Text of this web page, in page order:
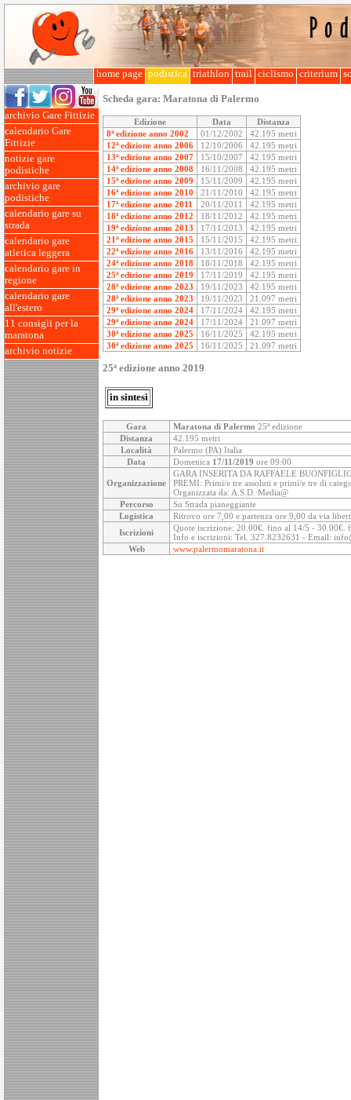
home page podistica triathlon trail ciclismo criterium
archivio Gare Fittizie
calendario Gare
Fittizie
notizie gare
podistiche
archivio gare
podistiche
calendario gare su
strada
calendario gare
atletica leggera
calendario gare in
regione
calendario gare
all'estero
11 consigli per la
maratona
archivio notizie
Scheda gara: Maratona di Palermo
Edizione Data
Distanza
8ª edizione anno 2002
01/12/2002
42.195 metri
12ª edizione anno 2006
12/10/2006
42.195 metri
13ª edizione anno 2007
15/10/2007
42.195 metri
14ª edizione anno 2008
16/11/2008
42.195 metri
15ª edizione anno 2009
15/11/2009
42.195 metri
16ª edizione anno 2010
21/11/2010
42.195 metri
17ª edizione anno 2011
20/11/2011
42.195 metri
18ª edizione anno 2012
18/11/2012
42.195 metri
19ª edizione anno 2013
17/11/2013
42.195 metri
21ª edizione anno 2015
15/11/2015
42.195 metri
22ª edizione anno 2016
13/11/2016
42.195 metri
24ª edizione anno 2018
18/11/2018
42.195 metri
25ª edizione anno 2019
17/11/2019
42.195 metri
28ª edizione anno 2023
19/11/2023
42.195 metri
28ª edizione anno 2023
19/11/2023
21.097 metri
29ª edizione anno 2024
17/11/2024
42.195 metri
29ª edizione anno 2024
17/11/2024
21.097 metri
30ª edizione anno 2025
16/11/2025
42.195 metri
30ª edizione anno 2025
16/11/2025 21.097 metri
25ª edizione anno 2019
in sintesi
Gara Maratona di Palermo 25ª edizione
Distanza
42.195 metri
Località
Palermo (PA) Italia
Data
Domenica 17/11/2019 ore 09:00
Organizzazione
GARA INSERITA DA RAFFAELE
PREMI: Primi/e tre assoluti e primi/e tre di
Organizzata da: A.S.D. Media@
Percorso
Su Strada pianeggiante
Logistica
Ritrovo ore 7,00 e partenza ore 9,00 da via
Iscrizioni
Quote iscrizione: 20.00€. fino al 14/5 -
Info e iscrizioni: Tel. 327.8232631 - Email:
Web
www.palermomaratona.it